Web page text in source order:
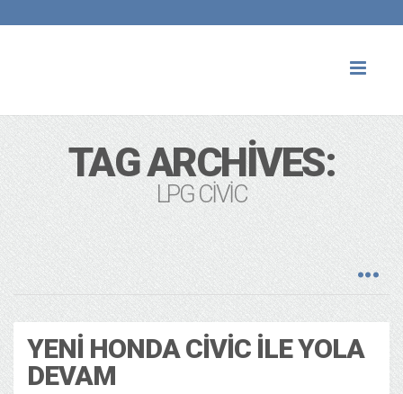
TAG ARCHIVES:
LPG CIVIC
YENI HONDA CIVIC ILE YOLA
DEVAM